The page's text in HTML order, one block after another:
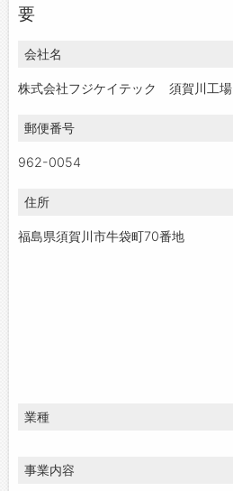
お問い合わせ
要
会社名
株式会社フジケイテック 須賀川工場
郵便番号
962-0054
住所
福島県須賀川市牛袋町70番地
業種
事業内容